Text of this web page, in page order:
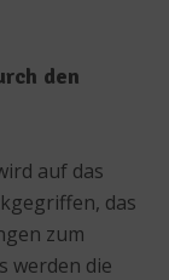
den
auf das
das
zum
werden die